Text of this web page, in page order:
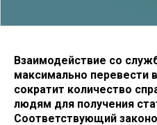
Взаимодействие со
максимально перевести
сократит количество
людям для получения
Соответствующий